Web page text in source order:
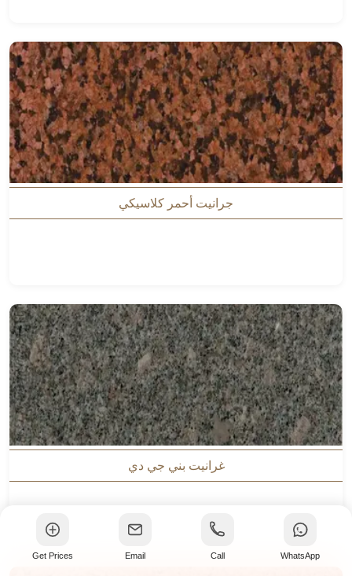
جرانيت أحمر كلاسيكي
غرانيت بني جي دي
WhatsApp
Call
Email
Get Prices